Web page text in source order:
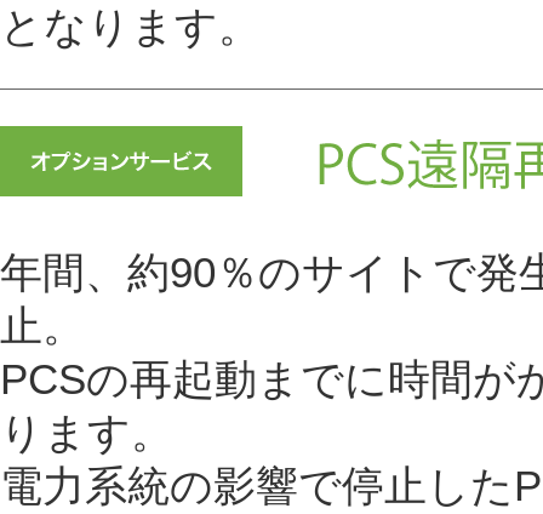
となります。
年間、約90％のサイトで発
止。
PCSの再起動までに時間が
ります。
電力系統の影響で停止した